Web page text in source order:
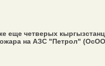
еще четверых
на АЗС "Петрол"